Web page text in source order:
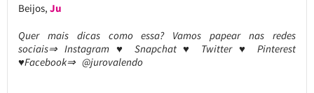
Beijos, Ju
Quer mais dicas como essa? Vamos papear nas redes
sociais⇒ Instagram ♥ Snapchat ♥ Twitter ♥ Pinterest
♥Facebook⇒ @jurovalendo